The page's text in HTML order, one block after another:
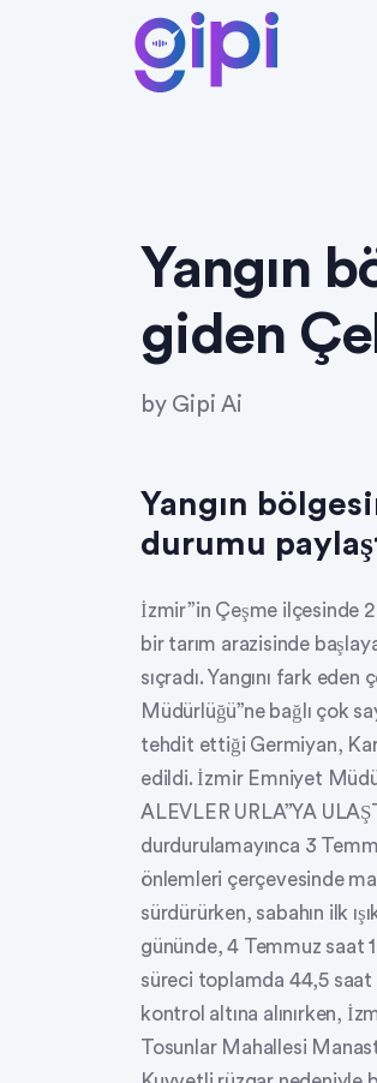
Yangın
giden
by Gipi Ai
Yangın
durumu
İzmir”in Çeşme ilçesinde 2
bir tarım arazisinde
sıçradı. Yangını fark
Müdürlüğü”ne bağlı çok
tehdit ettiği Germiyan,
edildi. İzmir Emniyet
ALEVLER URLA”YA
durdurulamayınca 3
önlemleri çerçevesinde
sürdürürken, sabahın ilk
gününde, 4 Temmuz saat
süreci toplamda 44,5 saat
kontrol altına alınırken,
Tosunlar Mahallesi